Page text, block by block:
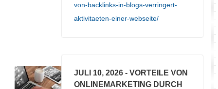
von-backlinks-in-blogs-verringert-
aktivitaeten-einer-webseite/
JULI 10, 2026 - VORTEILE VON
ONLINEMARKETING DURCH